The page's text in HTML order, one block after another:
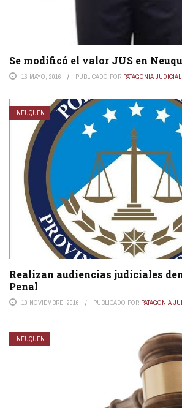
Se modificó el valor JUS en
16 MAYO, 2016 PUBLICADO POR PATAGONIA JUDICIAL
NEUQUÉN
Realizan audiencias judiciales
Penal
10 NOVIEMBRE, 2016 PUBLICADO POR PATAGONIA
NEUQUÉN